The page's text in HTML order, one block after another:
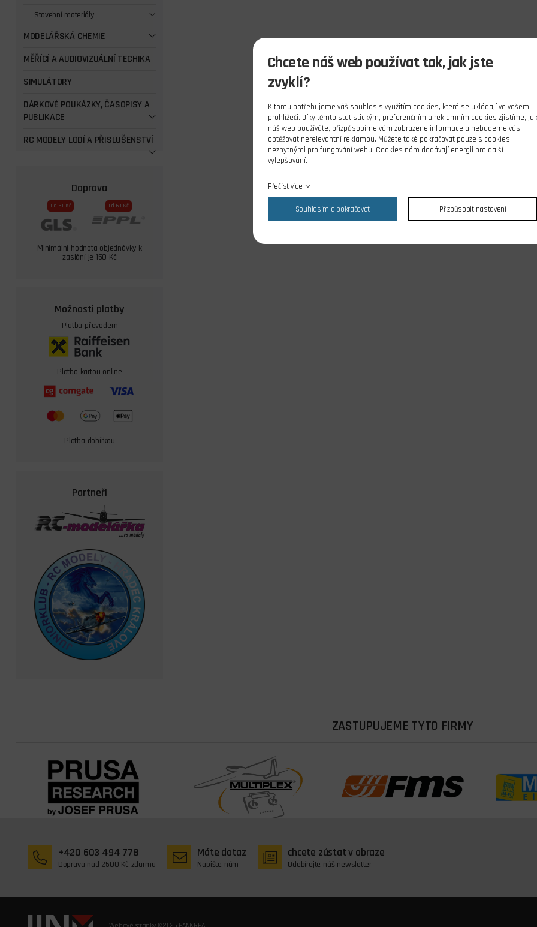
Stavební materiály
MODELÁŘSKÁ CHEMIE
MĚŘÍCÍ A AUDIOVIZUÁLNÍ TECHIKA
SIMULÁTORY
DÁRKOVÉ POUKÁZKY, ČASOPISY A
PUBLIKACE
RC MODELY LODÍ A PŘISLUŠENSTVÍ
Doprava
Od 59 Kč Od 69 Kč
Minimální hodnota objednávky k
zaslání je 150 Kč
Možnosti platby
Platba převodem
Platba kartou online
Platba dobírkou
Partneři
ZASTUPUJEME TYTO FIRMY
+420 603 494 778
Doprava nad 2500 Kč zdarma
Máte dotaz
Napište nám
chcete zůstat v obraze
Odebírejte náš newsletter
Chcete náš web používat tak, jak jste
zvyklí?
K tomu potřebujeme váš souhlas s využitím cookies, které se ukládají ve vašem
prohlížeči. Díky těmto statistickým, preferenčním a reklamním cookies zjistíme, jak
náš web používáte, přizpůsobíme vám zobrazené informace a nebudeme vás
obtěžovat nerelevantní reklamou. Můžete také pokračovat pouze s cookies
nezbytnými pro fungování webu. Cookies nám dodávají energii pro další
vylepšování.
Přečíst více
Souhlasím a pokračovat Přizpůsobit nastavení